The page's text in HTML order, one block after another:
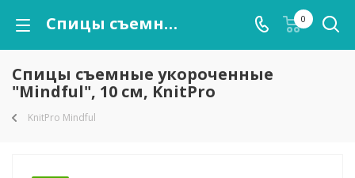
Спицы съемные укороченные "Mindful", 10 см, KnitPro 0
Спицы съемные укороченные
"Mindful", 10 см, KnitPro
KnitPro Mindful